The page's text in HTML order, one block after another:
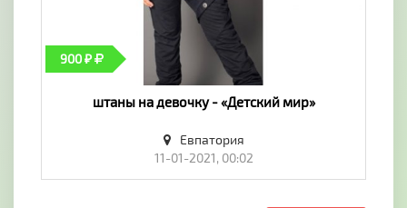
900 ₽
штаны на девочку - «Детский мир»
Евпатория
11-01-2021, 00:02